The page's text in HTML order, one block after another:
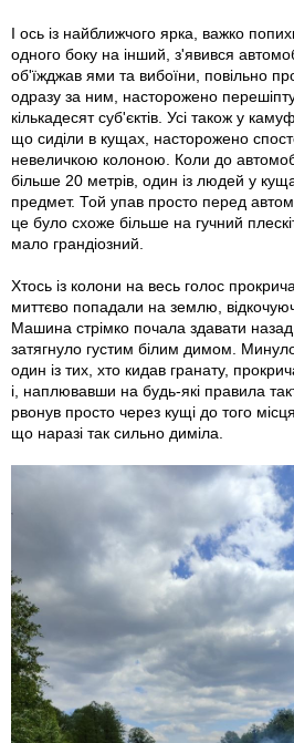
І ось із найближчого ярка, важко
одного боку на інший, з'явився
об'їжджав ями та вибоїни, повільно
одразу за ним, насторожено
кількадесят суб'єктів. Усі також у
що сиділи в кущах, насторожено
невеличкою колоною. Коли до
більше 20 метрів, один із людей у
предмет. Той упав просто перед
це було схоже більше на гучний
мало грандіозний.
Хтось із колони на весь голос
миттєво попадали на землю,
Машина стрімко почала здавати
затягнуло густим білим димом.
один із тих, хто кидав гранату,
і, наплювавши на будь-які правила
рвонув просто через кущі до того
що наразі так сильно диміла.